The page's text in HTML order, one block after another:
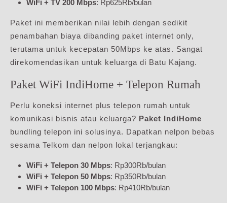
WiFi + TV 200 Mbps: Rp625Rb/bulan
Paket ini memberikan nilai lebih dengan sedikit
penambahan biaya dibanding paket internet only,
terutama untuk kecepatan 50Mbps ke atas. Sangat
direkomendasikan untuk keluarga di Batu Kajang.
Paket WiFi IndiHome + Telepon Rumah
Perlu koneksi internet plus telepon rumah untuk
komunikasi bisnis atau keluarga? Paket IndiHome
bundling telepon ini solusinya. Dapatkan nelpon bebas
sesama Telkom dan nelpon lokal terjangkau:
WiFi + Telepon 30 Mbps: Rp300Rb/bulan
WiFi + Telepon 50 Mbps: Rp350Rb/bulan
WiFi + Telepon 100 Mbps: Rp410Rb/bulan